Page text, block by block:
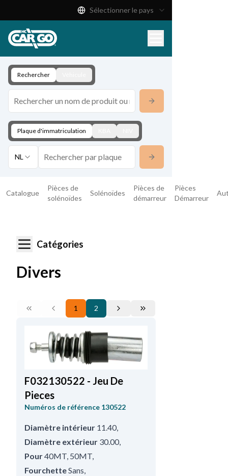
Télécharger
Contact
Sélectionner le pays
Rechercher
Plaque d'immatriculation
NL
Catalogue
Pièces de
solénoïdes
Solénoïdes
Pièces de
démarreur
Pièces
Démarreur
Catégories
Divers
1 2
F032130522 - Jeu De
Pieces
Numéros de référence 130522
Diamètre intérieur 11.40,
Diamètre extérieur 30.00,
Pour40MT, 50MT,
FourchetteSans,